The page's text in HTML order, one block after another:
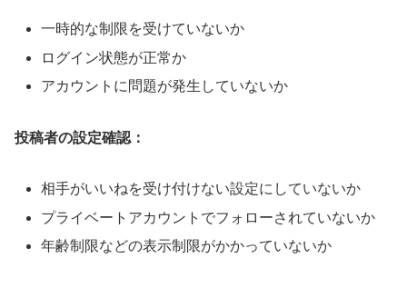
一時的な制限を受けていないか
ログイン状態が正常か
アカウントに問題が発生していないか
投稿者の設定確認：
相手がいいねを受け付けない設定にしていないか
プライベートアカウントでフォローされていないか
年齢制限などの表示制限がかかっていないか